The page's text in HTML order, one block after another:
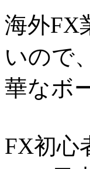
海外FX
いので
華なボ
FX初心